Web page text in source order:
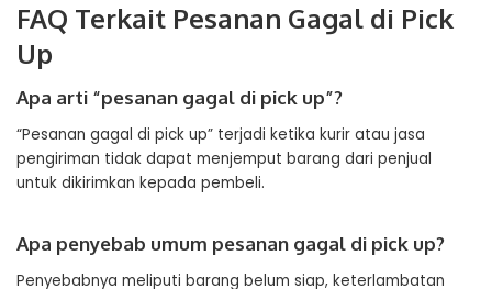
FAQ Terkait Pesanan Gagal di Pick
Up
Apa arti “pesanan gagal di pick up”?
“Pesanan gagal di pick up” terjadi ketika kurir atau jasa
pengiriman tidak dapat menjemput barang dari penjual
untuk dikirimkan kepada pembeli.
Apa penyebab umum pesanan gagal di pick up?
Penyebabnya meliputi barang belum siap, keterlambatan